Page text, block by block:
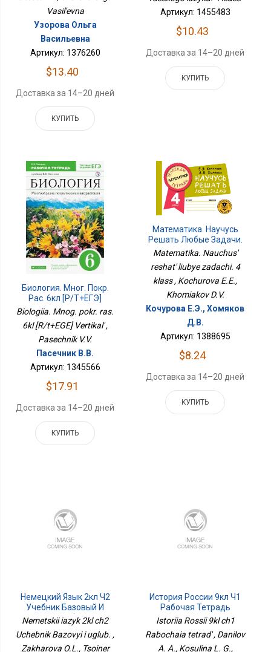
Vasil'evna
Узорова Ольга
Васильевна
Артикул: 1376260
$13.40
Доставка за 14–20 дней
КУПИТЬ
Артикул: 1455483
$10.43
Доставка за 14–20 дней
КУПИТЬ
Биология. Мног. Покр.
Рас. 6кл [Р/т+ЕГЭ]
Вертикаль
Biologiia. Mnog. pokr. ras.
6kl [R/t+EGE] Vertikal' ,
Pasechnik V.V.
Пасечник В.В.
Артикул: 1345566
$17.91
Доставка за 14–20 дней
КУПИТЬ
Математика. Научусь
Решать Любые Задачи.
4 Класс
Matematika. Nauchus'
reshat' liubye zadachi. 4
klass , Kochurova E.E.,
Khomiakov D.V.
Кочурова Е.Э., Хомяков
Д.В.
Артикул: 1388695
$8.24
Доставка за 14–20 дней
КУПИТЬ
Немецкий Язык 2кл Ч2
Учебник Базовый И
Углуб.
Nemetskii iazyk 2kl ch2
Uchebnik Bazovyi i uglub. ,
Zakharova O.L., Tsoiner
История России 9кл Ч1
Рабочая Тетрадь
Istoriia Rossii 9kl ch1
Rabochaia tetrad' , Danilov
A. A., Kosulina L. G.,